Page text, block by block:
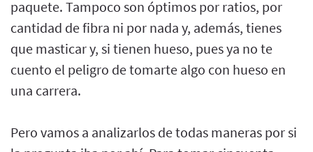
paquete. Tampoco son óptimos por ratios, por
cantidad de fibra ni por nada y, además, tienes
que masticar y, si tienen hueso, pues ya no te
cuento el peligro de tomarte algo con hueso en
una carrera.
Pero vamos a analizarlos de todas maneras por si